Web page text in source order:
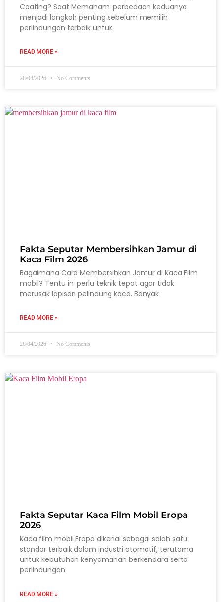
Coating? Saat Memahami perbedaan keduanya
menjadi langkah penting sebelum memilih
perlindungan terbaik untuk
READ MORE »
28/04/2026 No Comments
Fakta Seputar Membersihkan Jamur di
Kaca Film 2026
Bagaimana Cara Membersihkan Jamur di Kaca Film
mobil? Tentu ini perlu teknik tepat agar tidak
merusak lapisan pelindung kaca. Banyak
READ MORE »
28/04/2026 No Comments
Fakta Seputar Kaca Film Mobil Eropa
2026
Kaca film mobil Eropa dikenal sebagai salah satu
standar terbaik dalam industri otomotif, terutama
untuk kebutuhan kenyamanan berkendara serta
perlindungan
READ MORE »